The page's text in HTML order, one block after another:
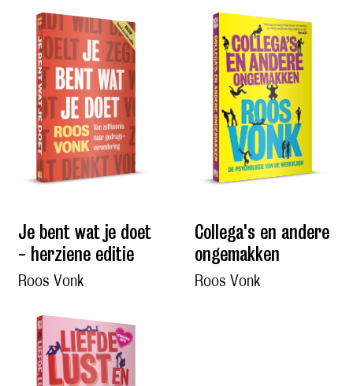
Je bent wat je doet
- herziene editie
Roos Vonk
Collega's en andere
ongemakken
Roos Vonk